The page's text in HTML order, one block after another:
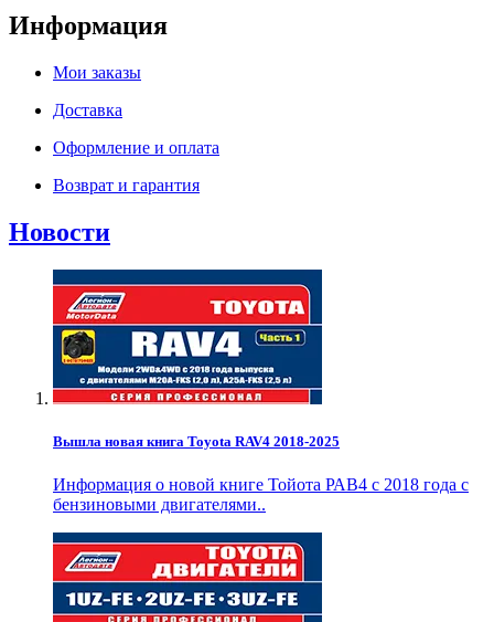
Информация
Мои заказы
Доставка
Оформление и оплата
Возврат и гарантия
Новости
Вышла новая книга Toyota RAV4 2018-2025
Информация о новой книге Тойота РАВ4 с 2018 года с
бензиновыми двигателями..